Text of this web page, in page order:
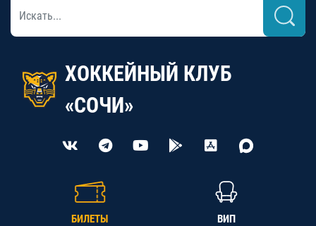
ХОККЕЙНЫЙ КЛУБ
«СОЧИ»
БИЛЕТЫ ВИП